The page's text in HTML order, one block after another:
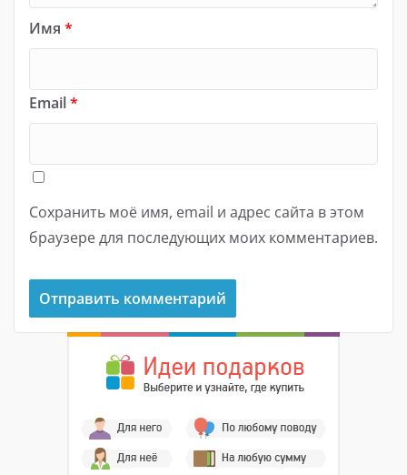
Имя *
Email*
Сохранить моё имя, email и адрес сайта в этом
браузере для последующих моих комментариев.